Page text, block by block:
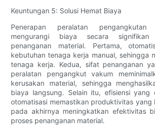
Keuntungan 5: Solusi Hemat Biaya
Penerapan peralatan
mengurangi biaya secara
penanganan material. Pertama,
kebutuhan tenaga kerja manual, sehingga
tenaga kerja. Kedua, sifat penanganan
peralatan pengangkut vakum
kerusakan material, sehingga
biaya langsung. Selain itu, efisiensi yang
otomatisasi memastikan produktivitas yang
pada akhirnya meningkatkan efektivitas
proses penanganan material.